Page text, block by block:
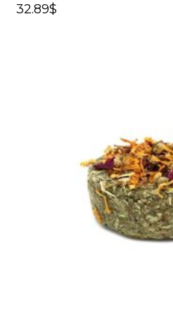
32.89$